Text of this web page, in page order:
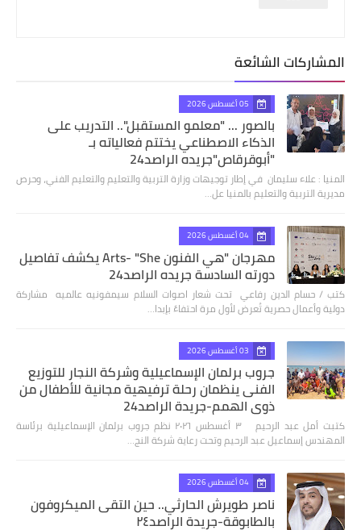
المشاركات الشائعة
05 أغسطس 2026
بالصور ... "معلمو المستقبل".. التدريب على
الذكاء الاصطناعي يختتم فعالياته بـ
"أبوقرقاص"جريده الراصد24
المنيا : علاء سليمان في إطار توجيهات وزارة التربية والتعليم والتعليم الفني، وحرص
مديرية التربية والتعليم بالمنيا عل…
04 أغسطس 2026
مهرجان "هي الفنون Arts- "She يكشف تفاصيل
دورته السادسة جريده الراصد24
كتب / حسام الدين رفاعي تحت شعار اصوات السلام سيمفونيه عالميه مشاركة
دولية وأعمال حصرية تُعرض لأول مرة احتفاءً بإبدا…
03 أغسطس 2026
جروب برلمان الإسماعيلية وشركة النجار للتوزيع
الفنى ينظمان رحلة ترفيهية مجانية للأطفال من
ذوي الهمم-جريدة الراصد24
كتبت أمل عبد الرحيم ٣ أغسطس ٢٠٢٦ نظم جروب برلمان الإسماعيلية برئاسة
المهندس إسماعيل عبد الرحيم وتحت رعاية شركة النج…
04 أغسطس 2026
ناصر طويرش الحارثي.. حين التقى الميكروفون
بالطابوقة-جريدة الراصد٢٤